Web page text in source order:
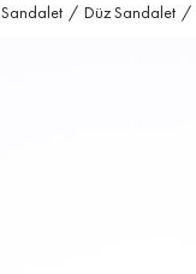
Sandalet Düz Sandalet